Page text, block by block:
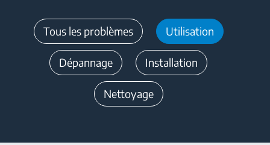
Tous les problèmes Utilisation
Dépannage Installation
Nettoyage